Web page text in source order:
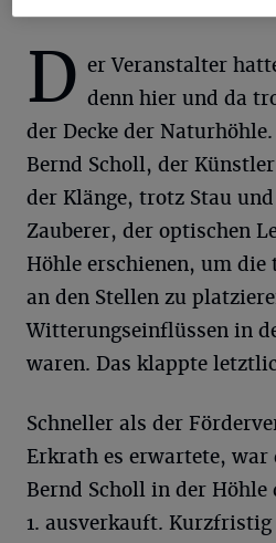
D er Veranstalter
denn hier und da
der Decke der
Bernd Scholl, der
der Klänge, trotz Stau
Zauberer, der optischen
Höhle erschienen, um die
an den Stellen zu
Witterungseinflüssen in
waren. Das klappte
Schneller als der
Erkrath es erwartete, war
Bernd Scholl in der Höhle
1. ausverkauft. Kurzfristig